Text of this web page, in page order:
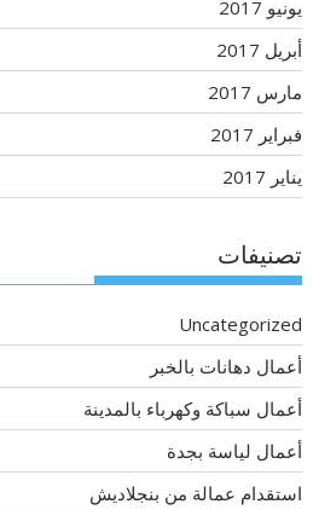
يونيو 2017
أبريل 2017
مارس 2017
فبراير 2017
يناير 2017
تصنيفات
Uncategorized
أعمال دهانات بالخبر
أعمال سباكة وكهرباء بالمدينة
أعمال لياسة بجدة
استقدام عمالة من بنجلاديش